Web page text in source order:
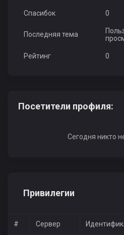
Спасибок 0
Последняя тема
Рейтинг 0
Посетители профиля:
Сегодня никто
Привилегии
# Сервер